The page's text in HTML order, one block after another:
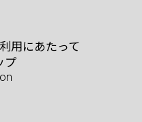
用にあたって
プ